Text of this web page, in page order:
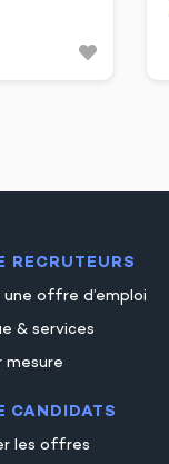
RECRUTEURS
une offre d’emploi
& services
mesure
CANDIDATS
les offres